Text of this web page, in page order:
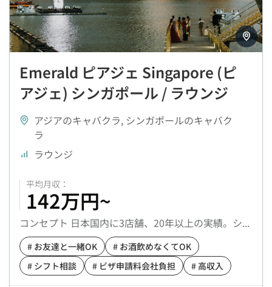
Emerald ピアジェ Singapore (ピ
アジェ) シンガポール / ラウンジ
アジアのキャバクラ, シンガポールのキャバク
ラ
ラウンジ
142万円~
コンセプト 日本国内に3店舗、20年以上の実績。シ...
# お友達と一緒OK
# お酒飲めなくてOK
# シフト相談
# ビザ申請料会社負担 # 高収入